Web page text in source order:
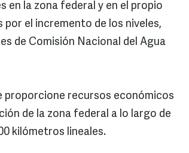
en la zona federal y en el propio
por el incremento de los niveles,
de Comisión Nacional del Agua
proporcione recursos económicos
de la zona federal a lo largo de
kilómetros lineales.